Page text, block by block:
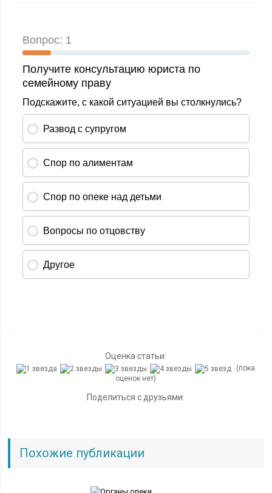
Оценка статьи:
(пока
оценок нет)
Поделиться с друзьями:
Похожие публикации